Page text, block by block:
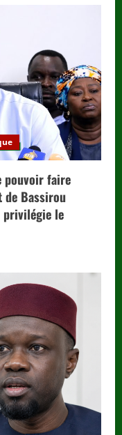
pouvoir faire
de Bassirou
privilégie le